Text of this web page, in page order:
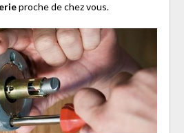
proche de chez vous.